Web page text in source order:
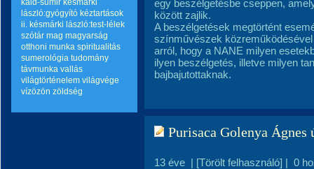
káld-sumir késmárki
lászló:gyógyító kéztartások
ii. késmárki lászló:test-lélek
szótár mag magyarság
otthoni munka spiritualitás
sumerológia tudomány
távmunka vallás
világtörténelem világvége
vízözön zöldség
egy beszélgetésbe cseppen,
között zajlik.
A beszélgetések megtörtént
színművészek
arról, hogy a NANE milyen
ilyen beszélgetés, illetve milyen
bajbajutottaknak.
Purisaca Golenya Ágnes
13 éve | [Törölt felhasználó] | 0